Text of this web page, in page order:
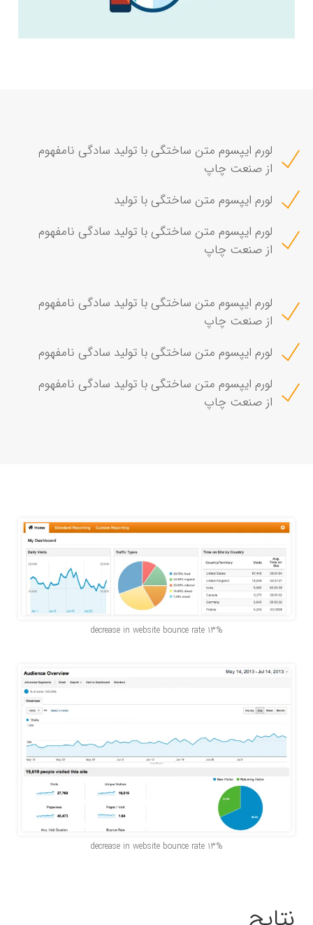
لورم ایپسوم متن ساختگی با تولید سادگی نامفهوم
از صنعت چاپ
لورم ایپسوم متن ساختگی با تولید
لورم ایپسوم متن ساختگی با تولید سادگی نامفهوم
از صنعت چاپ
لورم ایپسوم متن ساختگی با تولید سادگی نامفهوم
از صنعت چاپ
لورم ایپسوم متن ساختگی با تولید سادگی نامفهوم
لورم ایپسوم متن ساختگی با تولید سادگی نامفهوم
از صنعت چاپ
13% decrease in website bounce rate
13% decrease in website bounce rate